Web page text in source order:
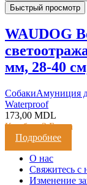
Быстрый просмотр
WAUDOG
мм, 28-40
CобакиАмуниция
Waterproof
173,00 MDL
Кешбэк:3 Балла
Подробнее
О нас
Свяжитесь с
Изменение